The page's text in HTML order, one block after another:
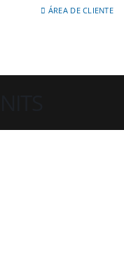
ÁREA DE CLIENTE